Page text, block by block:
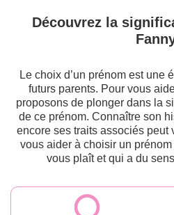
Découvrez la
Le choix d’un prénom est une
futurs parents. Pour vous
proposons de plonger dans la
de ce prénom. Connaître son
encore ses traits associés peut
vous aider à choisir un
vous plaît et qui a du